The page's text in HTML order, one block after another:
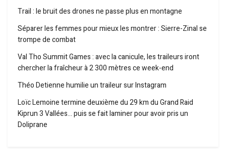
Trail : le bruit des drones ne passe plus en montagne
Séparer les femmes pour mieux les montrer : Sierre-Zinal se
trompe de combat
Val Tho Summit Games : avec la canicule, les traileurs iront
chercher la fraîcheur à 2 300 mètres ce week-end
Théo Detienne humilie un traileur sur Instagram
Loïc Lemoine termine deuxième du 29 km du Grand Raid
Kiprun 3 Vallées… puis se fait laminer pour avoir pris un
Doliprane